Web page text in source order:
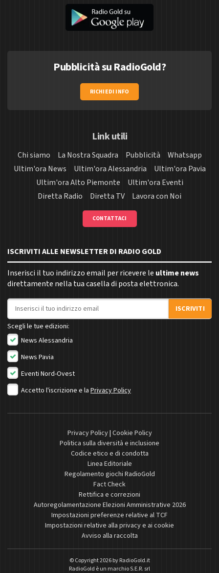
Pubblicità su RadioGold?
RICHIEDI INFO
Link utili
Chi siamo La Nostra Squadra Pubblicità
Whatsapp
Ultim'ora News
Ultim'ora Alessandria
Ultim'ora Pavia
Ultim'ora Alto Piemonte
Ultim'ora Eventi
Diretta Radio
Diretta TV Lavora con Noi
CONTATTACI
ISCRIVITI ALLE NEWSLETTER DI RADIO GOLD
Inserisci il tuo indirizzo email per ricevere le ultime news
direttamente nella tua casella di posta elettronica.
Indirizzo email
ISCRIVITI
Scegli le tue edizioni:
News Alessandria
News Pavia
Eventi Nord-Ovest
Accetto l'iscrizione e la Privacy Policy
Privacy Policy| Cookie Policy
Politica sulla diversità e inclusione
Codice etico e di condotta
Linea Editoriale
Regolamento giochi RadioGold
Fact Check
Rettifica e correzioni
Autoregolamentazione Elezioni Amministrative 2026
Impostazioni preferenze relative al TCF
Impostazioni relative alla privacy e ai cookie
Avviso alla raccolta
© Copyright 2026 byRadioGold.it
RadioGold è un marchio S.E.R. srl